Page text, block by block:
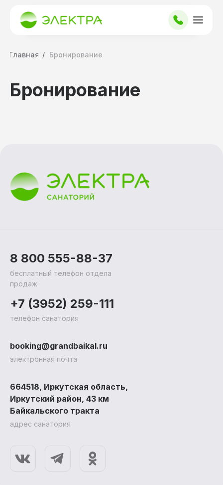
Бронирование
Главная / Бронирование
бесплатный телефон отдела
продаж
8 800 555-88-37
телефон санатория
+7 (3952) 259-111
электронная почта
booking@grandbaikal.ru
адрес санатория
664518, Иркутская область,
Иркутский район, 43 км
Байкальского тракта
Санаторий
Акции и скидки
Отзывы
Документация
3D-тур
Реквизиты